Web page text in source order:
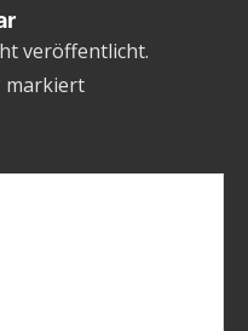
veröffentlicht.
markiert